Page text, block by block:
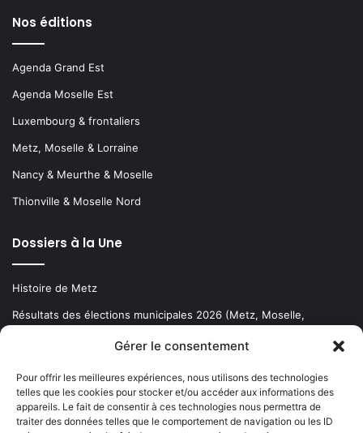
Gérer le consentement
Pour offrir les meilleures expériences, nous utilisons des technologies
telles que les cookies pour stocker et/ou accéder aux informations des
appareils. Le fait de consentir à ces technologies nous permettra de
traiter des données telles que le comportement de navigation ou les ID
Nos éditions
Agenda Grand Est
Agenda Moselle Est
Luxembourg & frontaliers
Metz, Moselle & Lorraine
Nancy & Meurthe & Moselle
Thionville & Moselle Nord
Dossiers à la Une
Histoire de Metz
Résultats des élections municipales 2026 (Metz, Moselle,
Newsletter gratuite